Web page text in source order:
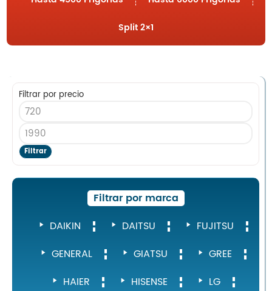
Inicio
Nosotros
Contacto
Split 2×1
Filtrar por precio
Filtrar
Filtrar por marca
DAIKIN
DAITSU
FUJITSU
GENERAL
GIATSU
GREE
HAIER
HISENSE
LG